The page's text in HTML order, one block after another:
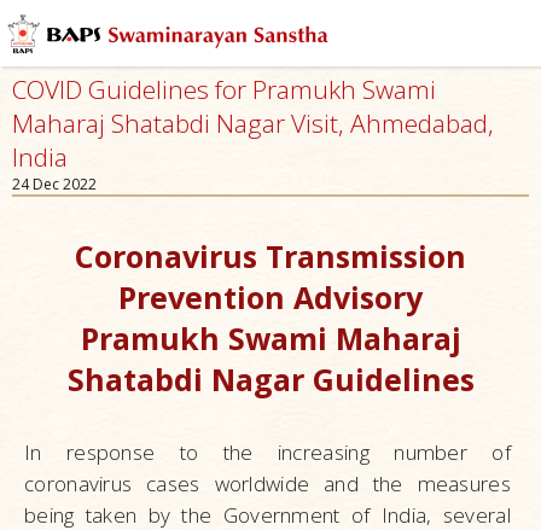
COVID Guidelines for Pramukh Swami
Maharaj Shatabdi Nagar Visit, Ahmedabad,
India
24 Dec 2022
Coronavirus Transmission
Prevention Advisory
Pramukh Swami Maharaj
Shatabdi Nagar Guidelines
In response to the increasing number of
coronavirus cases worldwide and the measures
being taken by the Government of India, several